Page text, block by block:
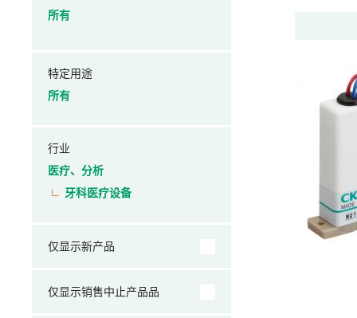
所有
特定用途
所有
行业
医疗、分析
牙科医疗设备
仅显示新产品
仅显示销售中止产品品